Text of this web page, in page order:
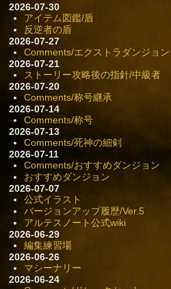
2026-07-30
アイテム図鑑/盾
反逆者の盾
2026-07-27
Comments/エクストラダンジョン
2026-07-21
ストーリー攻略後の指針/中級者
2026-07-20
Comments/称号継承
2026-07-14
Comments/称号
2026-07-13
Comments/死神の細剣
2026-07-11
Comments/おすすめダンジョン
おすすめダンジョン
2026-07-07
公式イラスト
バージョンアップ履歴/Ver.5
アルテスノート公式wiki
2026-06-29
編集練習場
2026-06-26
マシーナリー
2026-06-24